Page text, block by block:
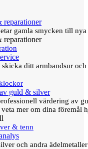
reparationer
gamla smycken till
reparationer
ditt armbandsur
guld & silver
värdering av
mer om dina föremål
& tenn
och andra